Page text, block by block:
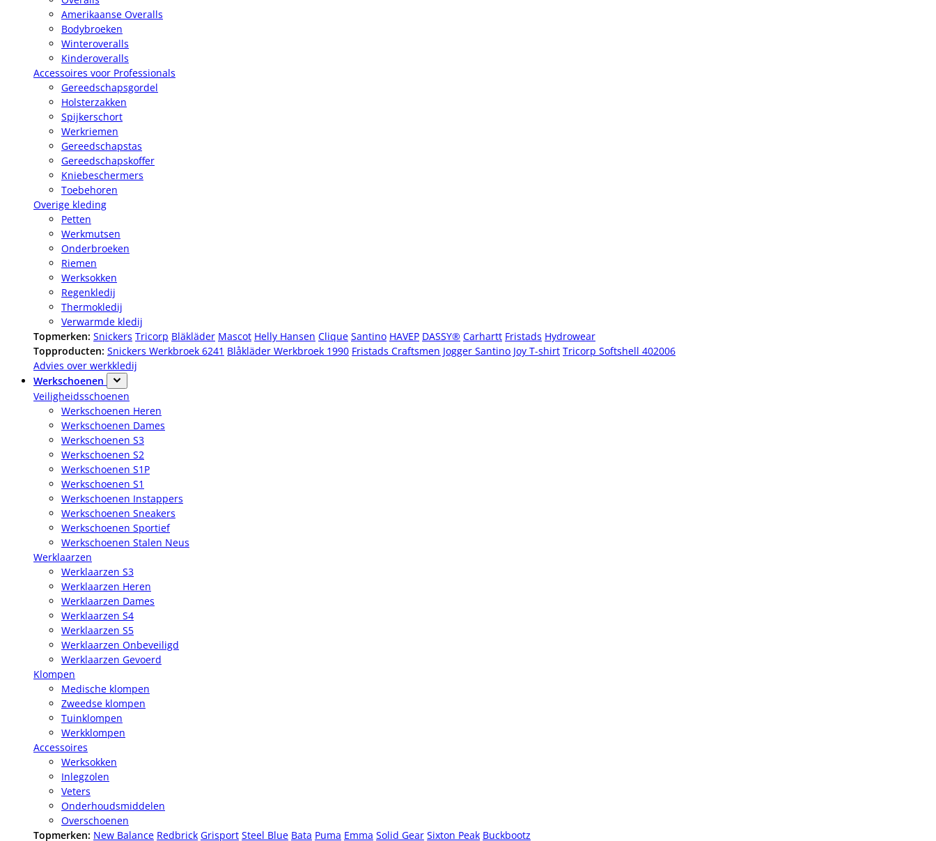
Amerikaanse Overalls
Bodybroeken
Winteroveralls
Kinderoveralls
Accessoires voor Professionals
Gereedschapsgordel
Holsterzakken
Spijkerschort
Werkriemen
Gereedschapstas
Gereedschapskoffer
Kniebeschermers
Toebehoren
Overige kleding
Petten
Werkmutsen
Onderbroeken
Riemen
Werksokken
Regenkledij
Thermokledij
Verwarmde kledij
Topmerken: Snickers Tricorp Bläkläder Mascot Helly Hansen Clique Santino HAVEP DASSY® Carhartt Fristads Hydrowear
Topproducten: Snickers Werkbroek 6241 Blåkläder Werkbroek 1990 Fristads Craftsmen Jogger Santino Joy T-shirt Tricorp Softshell 402006
Advies over werkkledij
Werkschoenen
Veiligheidsschoenen
Werkschoenen Heren
Werkschoenen Dames
Werkschoenen S3
Werkschoenen S2
Werkschoenen S1P
Werkschoenen S1
Werkschoenen Instappers
Werkschoenen Sneakers
Werkschoenen Sportief
Werkschoenen Stalen Neus
Werklaarzen
Werklaarzen S3
Werklaarzen Heren
Werklaarzen Dames
Werklaarzen S4
Werklaarzen S5
Werklaarzen Onbeveiligd
Werklaarzen Gevoerd
Klompen
Medische klompen
Zweedse klompen
Tuinklompen
Werkklompen
Accessoires
Werksokken
Inlegzolen
Veters
Onderhoudsmiddelen
Overschoenen
Topmerken: New Balance Redbrick Grisport Steel Blue Bata Puma Emma Solid Gear Sixton Peak Buckbootz